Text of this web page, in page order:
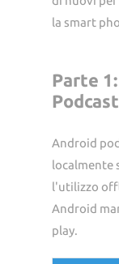
la smart
Parte
Android
localmente
l'utilizzo
Android
play.